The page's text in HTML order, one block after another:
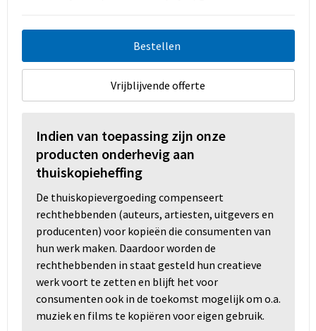
Bestellen
Vrijblijvende offerte
Indien van toepassing zijn onze
producten onderhevig aan
thuiskopieheffing
De thuiskopievergoeding compenseert
rechthebbenden (auteurs, artiesten, uitgevers en
producenten) voor kopieën die consumenten van
hun werk maken. Daardoor worden de
rechthebbenden in staat gesteld hun creatieve
werk voort te zetten en blijft het voor
consumenten ook in de toekomst mogelijk om o.a.
muziek en films te kopiëren voor eigen gebruik.